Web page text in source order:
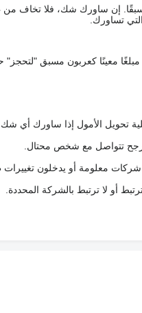
مسبقًا. إن ساورك شك، فلا تخاف
تساورك.
مبلغًا معينًا كعربون مسبق
تحويل الأمول إذا ساورك أي شك
تتواصل مع شخص محتال.
شركات معلومة أو يدخلون
أو لا ترتبط بالشركة المحددة.